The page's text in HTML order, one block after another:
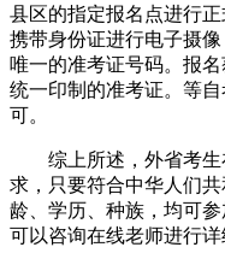
县区的指定报名点进行
携带身份证进行电子摄
唯一的准考证号码。报
统一印制的准考证。等
可。
综上所述，外省考生
求，只要符合中华人们
龄、学历、种族，均可
可以咨询在线老师进行详